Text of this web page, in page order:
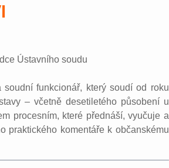
Ústavního soudu
funkcionář, který soudí od roku
– včetně desetiletého působení u
procesním, které přednáší, vyučuje a
praktického komentáře k občanskému